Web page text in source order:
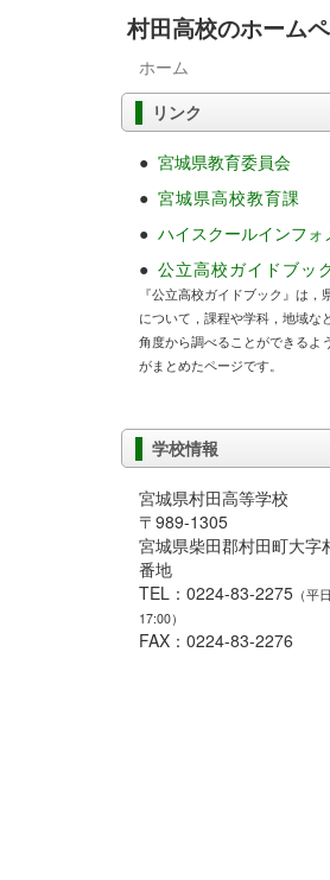
村田高校のホーム
ホーム
リンク
● 宮城県教育委員会
● 宮城県高校教育課
● ハイスクールインフォ
● 公立高校ガイドブッ
『公立高校ガイドブック』は，
について，課程や学科，地域な
角度から調べることができるよ
がまとめたページです。
学校情報
宮城県村田高等学校
〒989-1305
宮城県柴田郡村田町大字
番地
TEL：0224-83-2275 （平
17:00）
FAX：0224-83-2276